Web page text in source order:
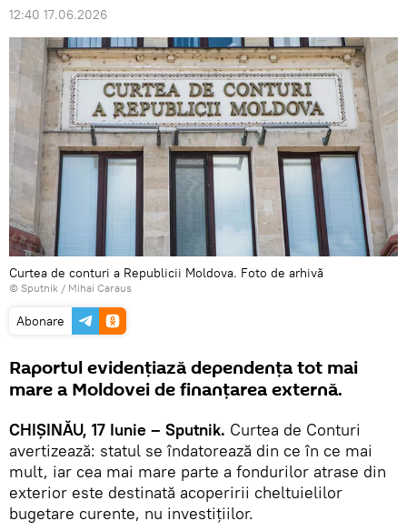
12:40 17.06.2026
Curtea de conturi a Republicii Moldova. Foto de arhivă
© Sputnik / Mihai Caraus
Abonare
Raportul evidențiază dependența tot mai
mare a Moldovei de finanțarea externă.
CHIȘINĂU, 17 Iunie – Sputnik. Curtea de Conturi
avertizează: statul se îndatorează din ce în ce mai
mult, iar cea mai mare parte a fondurilor atrase din
exterior este destinată acoperirii cheltuielilor
bugetare curente, nu investițiilor.